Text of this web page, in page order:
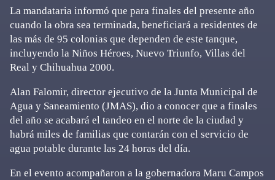
La mandataria informó que para finales del presente año
cuando la obra sea terminada, beneficiará a residentes de
las más de 95 colonias que dependen de este tanque,
incluyendo la Niños Héroes, Nuevo Triunfo, Villas del
Real y Chihuahua 2000.
Alan Falomir, director ejecutivo de la Junta Municipal de
Agua y Saneamiento (JMAS), dio a conocer que a finales
del año se acabará el tandeo en el norte de la ciudad y
habrá miles de familias que contarán con el servicio de
agua potable durante las 24 horas del día.
En el evento acompañaron a la gobernadora Maru Campos